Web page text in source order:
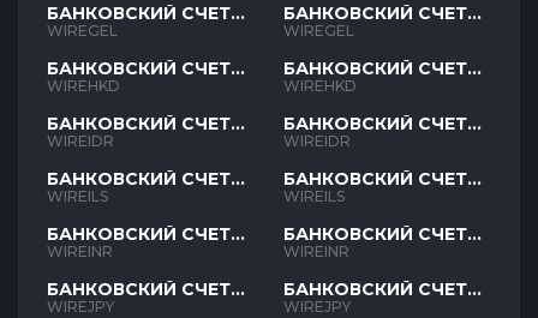
БАНКОВСКИЙ СЧЕТ
GEL
WIREGEL
БАНКОВСКИЙ СЧЕТ
HKD
WIREHKD
БАНКОВСКИЙ СЧЕТ
IDR
WIREIDR
БАНКОВСКИЙ СЧЕТ
ILS
WIREILS
БАНКОВСКИЙ СЧЕТ
INR
WIREINR
БАНКОВСКИЙ СЧЕТ
JPY
WIREJPY
БАНКОВСКИЙ СЧЕТ
GEL
WIREGEL
БАНКОВСКИЙ СЧЕТ
HKD
WIREHKD
БАНКОВСКИЙ СЧЕТ
IDR
WIREIDR
БАНКОВСКИЙ СЧЕТ
ILS
WIREILS
БАНКОВСКИЙ СЧЕТ
INR
WIREINR
БАНКОВСКИЙ СЧЕТ
JPY
WIREJPY